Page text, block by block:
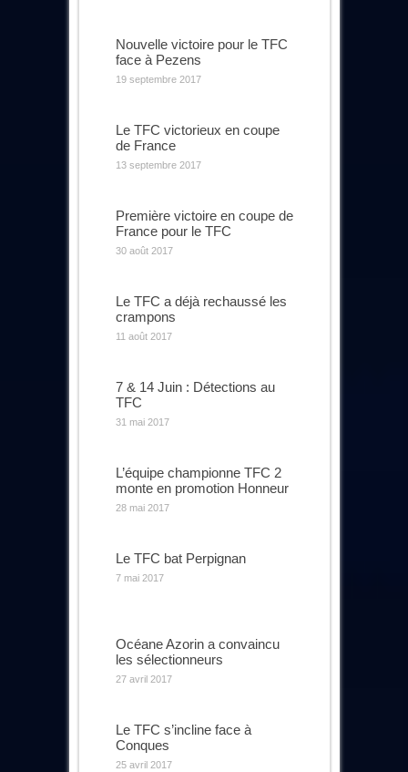
Nouvelle victoire pour le TFC
face à Pezens
19 septembre 2017
Le TFC victorieux en coupe
de France
13 septembre 2017
Première victoire en coupe de
France pour le TFC
30 août 2017
Le TFC a déjà rechaussé les
crampons
11 août 2017
7 & 14 Juin : Détections au
TFC
31 mai 2017
L’équipe championne TFC 2
monte en promotion Honneur
28 mai 2017
Le TFC bat Perpignan
7 mai 2017
Océane Azorin a convaincu
les sélectionneurs
27 avril 2017
Le TFC s’incline face à
Conques
25 avril 2017